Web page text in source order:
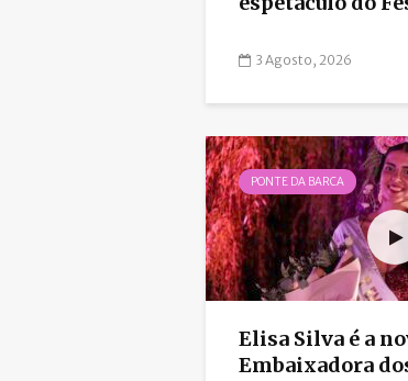
3 Agosto, 2026
PONTE DA BARCA
Elisa Silva é a
Embaixadora